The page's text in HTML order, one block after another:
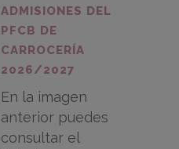
ADMISIONES DEL
PFCB DE
CARROCERÍA
2026/2027
En la imagen
anterior puedes
consultar el